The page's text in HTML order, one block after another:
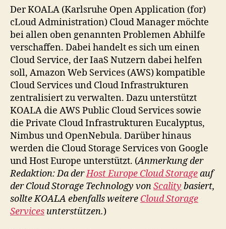
Der KOALA (Karlsruhe Open Application (for)
cLoud Administration) Cloud Manager möchte
bei allen oben genannten Problemen Abhilfe
verschaffen. Dabei handelt es sich um einen
Cloud Service, der IaaS Nutzern dabei helfen
soll, Amazon Web Services (AWS) kompatible
Cloud Services und Cloud Infrastrukturen
zentralisiert zu verwalten. Dazu unterstützt
KOALA die AWS Public Cloud Services sowie
die Private Cloud Infrastrukturen Eucalyptus,
Nimbus und OpenNebula. Darüber hinaus
werden die Cloud Storage Services von Google
und Host Europe unterstützt. (Anmerkung der
Redaktion: Da derHost Europe Cloud Storageauf
der Cloud Storage Technology vonScality basiert,
sollte KOALA ebenfalls weitere Cloud Storage
Services unterstützen.)